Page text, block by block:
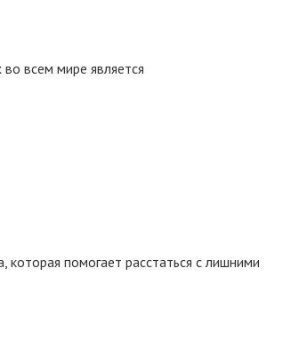
всем мире является
помогает расстаться с лишними